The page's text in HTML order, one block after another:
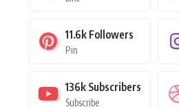
11.6k Followers
Pin
136k Subscribers
Subscribe